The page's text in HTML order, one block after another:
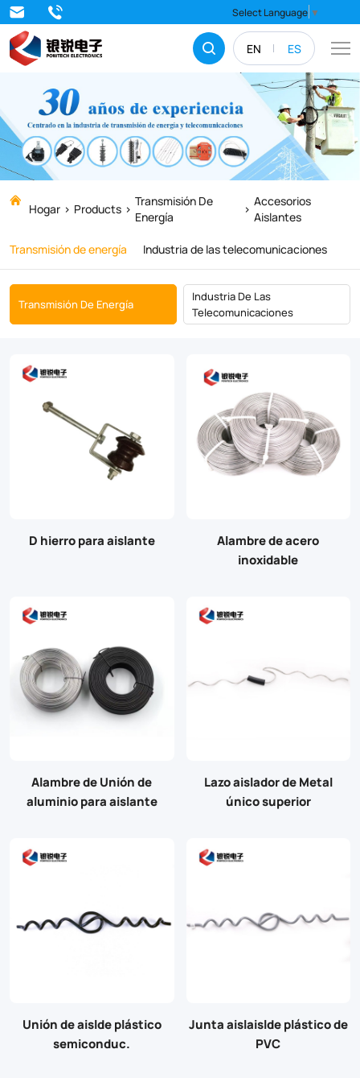
EN ES
Select Language ▼
Accesorios
aislantes
Hogar Products
Transmisión De
Energía
Accesorios
Aislantes
Transmisión de energía
Industria de las telecomunicaciones
Transmisión De Energía
Industria De Las
Telecomunicaciones
D hierro para aislante
Alambre de acero
inoxidable
Alambre de Unión de
aluminio para aislante
Lazo aislador de Metal
único superior
Unión de aislde plástico
semiconduc.
Junta aislaislde plástico de
PVC